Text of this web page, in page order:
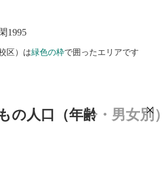
1995
区）は緑色の枠で囲ったエリアです
の人口（年齢・男女別